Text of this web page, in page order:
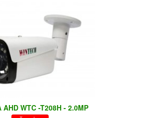
AHD WTC -T208H - 2.0MP